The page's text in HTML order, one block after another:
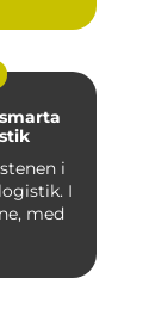
i
I
med